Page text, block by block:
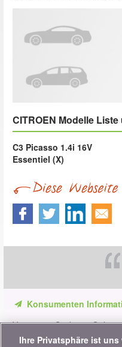
CITROEN Modelle
C3 Picasso 1.4i 16V
Essentiel (X)
Konsumenten
Verpassen Sie keine
sparen. Erhalten Sie unsere
Ihre Privatsphäre ist